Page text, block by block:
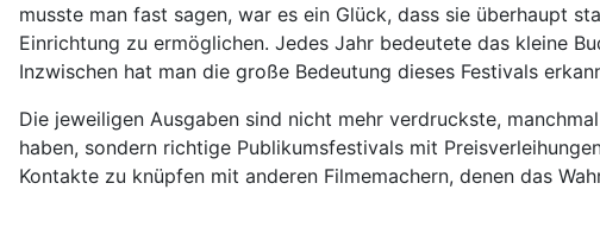
musste man fast sagen, war es ein Glück, dass sie überhaupt
Einrichtung zu ermöglichen. Jedes Jahr bedeutete das kleine
Inzwischen hat man die große Bedeutung dieses Festivals
Die jeweiligen Ausgaben sind nicht mehr verdruckste,
haben, sondern richtige Publikumsfestivals mit
Kontakte zu knüpfen mit anderen Filmemachern, denen das